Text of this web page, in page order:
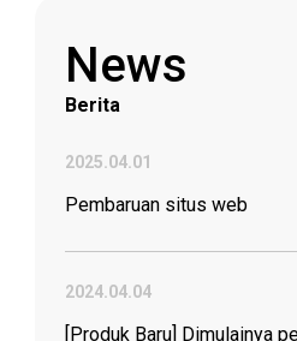
News
Berita
2025.04.01
Pembaruan situs web
2024.04.04
[Produk Baru] Dimulainya